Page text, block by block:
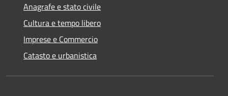
Anagrafe e stato civile
Cultura e tempo libero
Imprese e Commercio
Catasto e urbanistica